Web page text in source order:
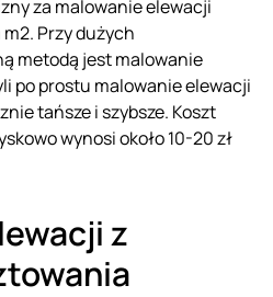
za malowanie elewacji
m2. Przy dużych
metodą jest malowanie
po prostu malowanie elewacji
tańsze i szybsze. Koszt
wynosi około 10-20 zł
z